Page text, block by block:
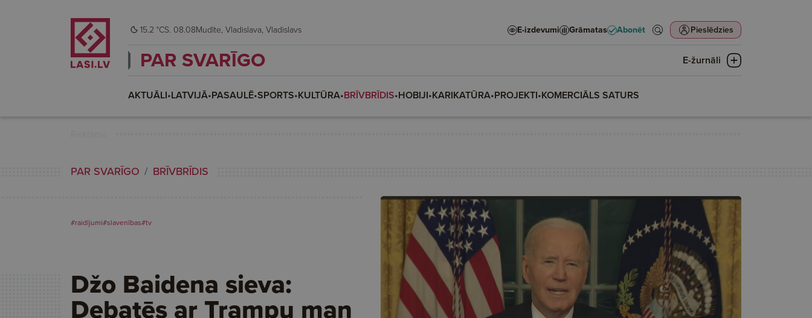
15.2 °CS. 08.08 Mudīte, Vladislava, Vladislavs E-izdevumi Grāmatas Abonēt Pieslēdzies
PAR SVARĪGO E-žurnāli
AKTUĀLI•LATVIJĀ•PASAULĒ•SPORTS•KULTŪRA•BRĪVBRĪDIS•HOBIJI•KARIKATŪRA•PROJEKTI•KOMERCIĀLS SATURS
PAR SVARĪGO BRĪVBRĪDIS
#raidījumi#slavenības#tv
Džo Baidena sieva:
Debatēs ar Trampu man